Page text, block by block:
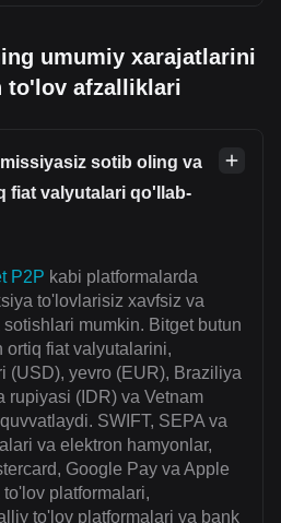
umumiy xarajatlarini
to'lov afzalliklari
sotib oling va
fiat valyutalari qo'llab-
P2P kabi platformalarda
to'lovlarisiz xavfsiz va
mumkin. Bitget butun
ortiq fiat valyutalarini,
(USD), yevro (EUR), Braziliya
rupiyasi (IDR) va Vetnam
SWIFT, SEPA va
va elektron hamyonlar,
Google Pay va Apple
platformalari,
to'lov platformalari va bank